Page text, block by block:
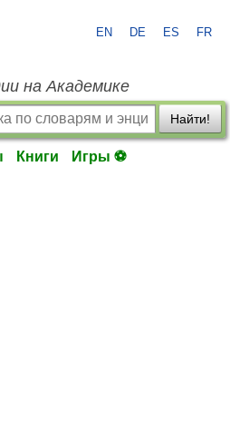
EN DE ES FR
на Академике
Найти!
Книги Игры ⚽